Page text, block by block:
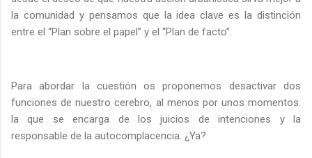
la comunidad y pensamos que la idea clave es la distinción
entre el “Plan sobre el papel” y el “Plan de facto”.
Para abordar la cuestión os proponemos desactivar dos
funciones de nuestro cerebro, al menos por unos momentos:
la que se encarga de los juicios de intenciones y la
responsable de la autocomplacencia. ¿Ya?